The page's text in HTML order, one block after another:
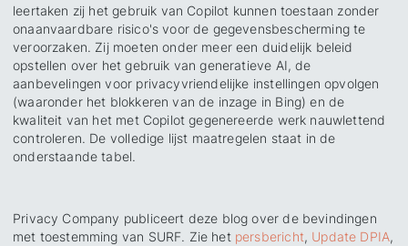
leertaken zij het gebruik van Copilot kunnen toestaan zonder
onaanvaardbare risico's voor de gegevensbescherming te
veroorzaken. Zij moeten onder meer een duidelijk beleid
opstellen over het gebruik van generatieve AI, de
aanbevelingen voor privacyvriendelijke instellingen opvolgen
(waaronder het blokkeren van de inzage in Bing) en de
kwaliteit van het met Copilot gegenereerde werk nauwlettend
controleren. De volledige lijst maatregelen staat in de
onderstaande tabel.
Privacy Company publiceert deze blog over de bevindingen
met toestemming van SURF. Zie het persbericht, Update DPIA,